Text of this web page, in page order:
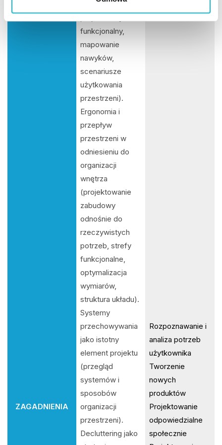
ZAGADNIENIA
jako fundament
funkcjonalny,
mapowanie
nawyków,
scenariusze
użytkowania
przestrzeni).
Ergonomia i
przepływ
przestrzeni w
odniesieniu do
organizacji
wnętrza
(projektowanie
zabudowy
odnośnie do
rzeczywistych
potrzeb, strefy
funkcjonalne,
optymalizacja
wymiarów,
struktura układu).
Systemy
przechowywania
jako istotny
element projektu
(przegląd
systemów i
sposobów
organizacji
przestrzeni).
Decluttering jako
Rozpoznawanie i
analiza potrzeb
użytkownika
Tworzenie
nowych
produktów
Projektowanie
odpowiedzialne
społecznie